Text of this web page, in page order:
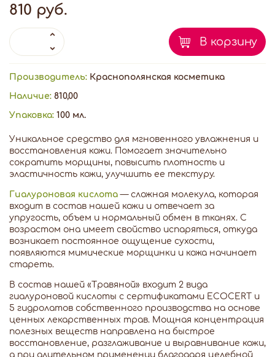
810 руб.
В корзину
Производитель: Краснополянская косметика
Наличие: 810,00
Упаковка: 100 мл.
Уникальное средство для мгновенного увлажнения и
восстановления кожи. Помогает значительно
сократить морщины, повысить плотность и
эластичность кожи, улучшить ее текстуру.
Гиалуроновая кислота — сложная молекула, которая
входит в состав нашей кожи и отвечает за
упругость, объем и нормальный обмен в тканях. C
возрастом она имеет свойство испаряться, откуда
возникает постоянное ощущение сухости,
появляются мимические морщинки и кожа начинает
стареть.
В состав нашей «Травяной» входит 2 вида
гиалуроновой кислоты с сертификатами ECOCERT и
5 гидролатов собственного производства на основе
ценных лекарственных трав. Мощная концентрация
полезных веществ направлена на быстрое
восстановление, разглаживание и выравнивание кожи,
а при длительном применении благодаря целебной